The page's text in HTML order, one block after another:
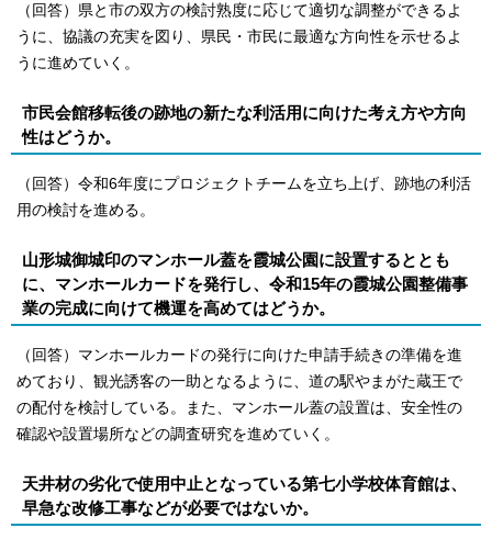
（回答）県と市の双方の検討熟度に応じて適切な調整ができるよ
うに、協議の充実を図り、県民・市民に最適な方向性を示せるよ
うに進めていく。
市民会館移転後の跡地の新たな利活用に向けた考え方や方向
性はどうか。
（回答）令和6年度にプロジェクトチームを立ち上げ、跡地の利活
用の検討を進める。
山形城御城印のマンホール蓋を霞城公園に設置するととも
に、マンホールカードを発行し、令和15年の霞城公園整備事
業の完成に向けて機運を高めてはどうか。
（回答）マンホールカードの発行に向けた申請手続きの準備を進
めており、観光誘客の一助となるように、道の駅やまがた蔵王で
の配付を検討している。また、マンホール蓋の設置は、安全性の
確認や設置場所などの調査研究を進めていく。
天井材の劣化で使用中止となっている第七小学校体育館は、
早急な改修工事などが必要ではないか。